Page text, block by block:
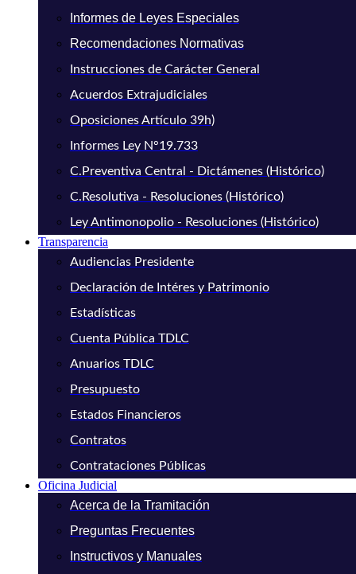
Informes de Leyes Especiales
Recomendaciones Normativas
Instrucciones de Carácter General
Acuerdos Extrajudiciales
Oposiciones Artículo 39h)
Informes Ley N°19.733
C.Preventiva Central - Dictámenes (Histórico)
C.Resolutiva - Resoluciones (Histórico)
Ley Antimonopolio - Resoluciones (Histórico)
Transparencia
Audiencias Presidente
Declaración de Intéres y Patrimonio
Estadísticas
Cuenta Pública TDLC
Anuarios TDLC
Presupuesto
Estados Financieros
Contratos
Contrataciones Públicas
Oficina Judicial
Acerca de la Tramitación
Preguntas Frecuentes
Instructivos y Manuales